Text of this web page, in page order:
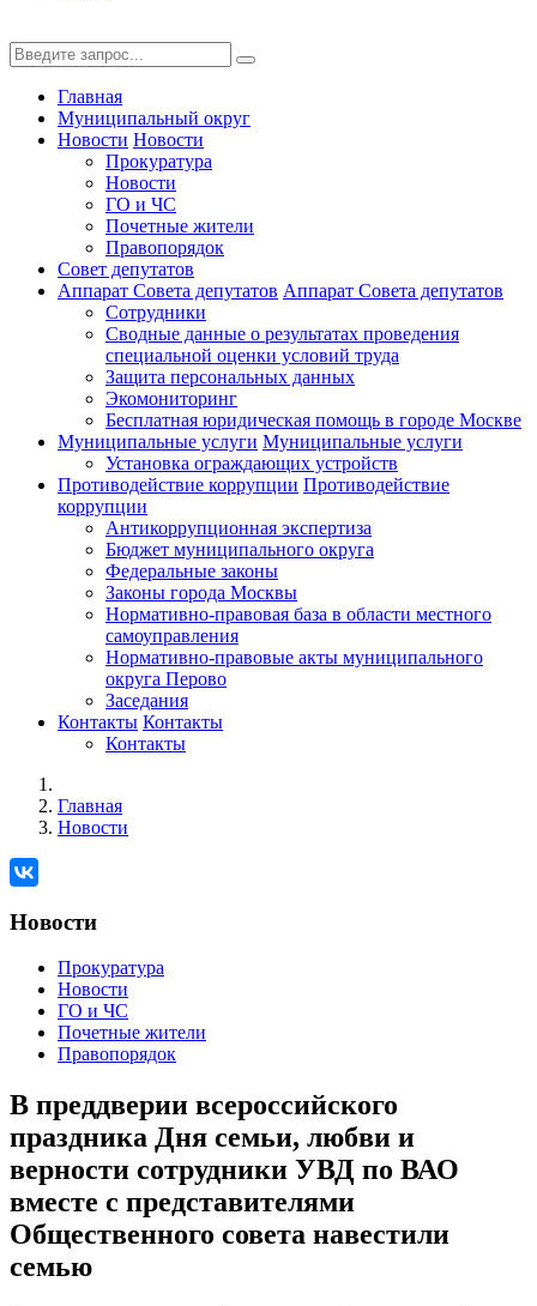
Главная
Муниципальный округ
Новости Новости
Прокуратура
Новости
ГО и ЧС
Почетные жители
Правопорядок
Совет депутатов
Аппарат Совета депутатов Аппарат Совета депутатов
Сотрудники
Сводные данные о результатах проведения
специальной оценки условий труда
Защита персональных данных
Экомониторинг
Бесплатная юридическая помощь в городе Москве
Муниципальные услуги Муниципальные услуги
Установка ограждающих устройств
Противодействие коррупции Противодействие
коррупции
Антикоррупционная экспертиза
Бюджет муниципального округа
Федеральные законы
Законы города Москвы
Нормативно-правовая база в области местного
самоуправления
Нормативно-правовые акты муниципального
округа Перово
Заседания
Контакты Контакты
Контакты
Главная
Новости
Новости
Прокуратура
Новости
ГО и ЧС
Почетные жители
Правопорядок
В преддверии всероссийского
праздника Дня семьи, любви и
верности сотрудники УВД по ВАО
вместе с представителями
Общественного совета навестили
семью